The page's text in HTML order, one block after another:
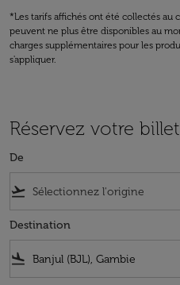
*Les tarifs affichés ont été collectés au
peuvent ne plus être disponibles au
charges supplémentaires pour les
s'appliquer.
Réservez votre
De
flight_takeoff
Destination
flight_land